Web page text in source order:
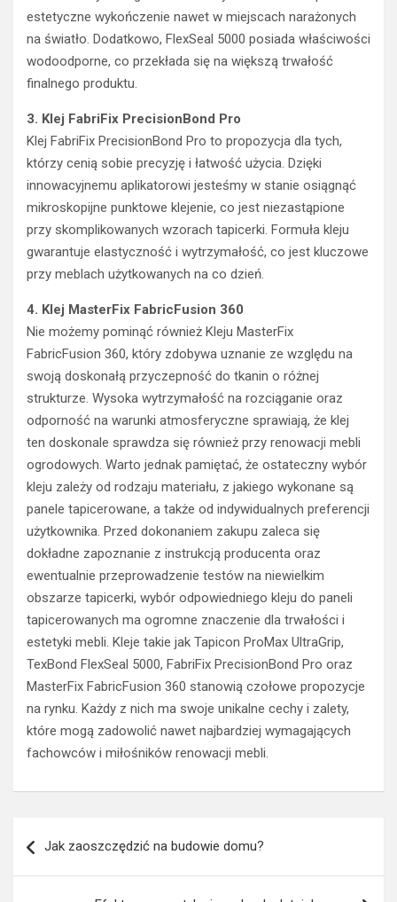
estetyczne wykończenie nawet w miejscach narażonych
na światło. Dodatkowo, FlexSeal 5000 posiada właściwości
wodoodporne, co przekłada się na większą trwałość
finalnego produktu.
3. Klej FabriFix PrecisionBond Pro
Klej FabriFix PrecisionBond Pro to propozycja dla tych,
którzy cenią sobie precyzję i łatwość użycia. Dzięki
innowacyjnemu aplikatorowi jesteśmy w stanie osiągnąć
mikroskopijne punktowe klejenie, co jest niezastąpione
przy skomplikowanych wzorach tapicerki. Formuła kleju
gwarantuje elastyczność i wytrzymałość, co jest kluczowe
przy meblach użytkowanych na co dzień.
4. Klej MasterFix FabricFusion 360
Nie możemy pominąć również Kleju MasterFix
FabricFusion 360, który zdobywa uznanie ze względu na
swoją doskonałą przyczepność do tkanin o różnej
strukturze. Wysoka wytrzymałość na rozciąganie oraz
odporność na warunki atmosferyczne sprawiają, że klej
ten doskonale sprawdza się również przy renowacji mebli
ogrodowych. Warto jednak pamiętać, że ostateczny wybór
kleju zależy od rodzaju materiału, z jakiego wykonane są
panele tapicerowane, a także od indywidualnych preferencji
użytkownika. Przed dokonaniem zakupu zaleca się
dokładne zapoznanie z instrukcją producenta oraz
ewentualnie przeprowadzenie testów na niewielkim
obszarze tapicerki, wybór odpowiedniego kleju do paneli
tapicerowanych ma ogromne znaczenie dla trwałości i
estetyki mebli. Kleje takie jak Tapicon ProMax UltraGrip,
TexBond FlexSeal 5000, FabriFix PrecisionBond Pro oraz
MasterFix FabricFusion 360 stanowią czołowe propozycje
na rynku. Każdy z nich ma swoje unikalne cechy i zalety,
które mogą zadowolić nawet najbardziej wymagających
fachowców i miłośników renowacji mebli.
wpisu
Jak zaoszczędzić na budowie domu?